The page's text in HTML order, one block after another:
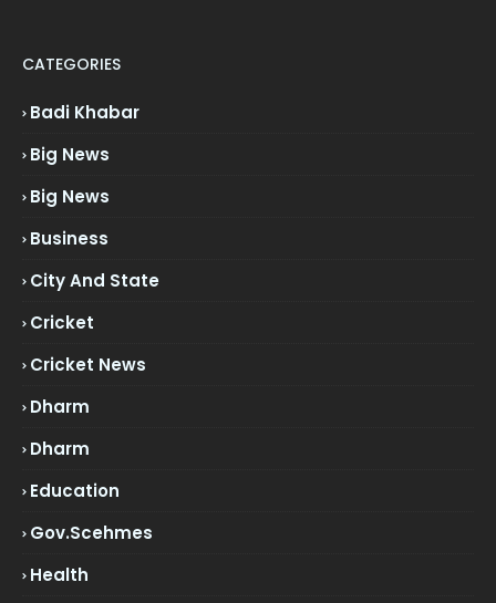
CATEGORIES
Badi Khabar
Big News
Big News
Business
City And State
Cricket
Cricket News
Dharm
Dharm
Education
Gov.scehmes
Health